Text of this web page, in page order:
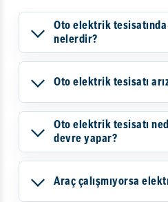
Oto elektrik tesisatında
nelerdir?
Oto elektrik tesisatı
Oto elektrik tesisatı
devre yapar?
Araç çalışmıyorsa